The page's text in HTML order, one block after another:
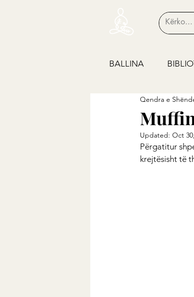
BALLINA
Qendra e
Updated: Oct
Përgatitur
krejtësisht të